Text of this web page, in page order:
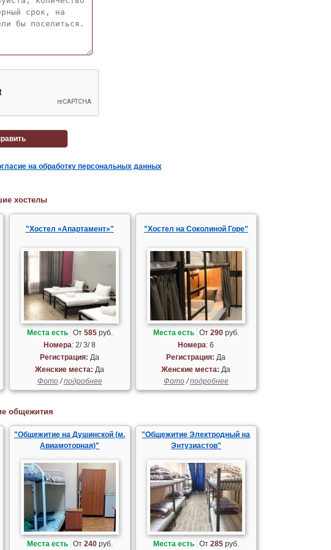
на обработку персональных данных
хостелы
"Хостел «Апартамент»"
Места есть От 585руб.
Номера: 2/ 3/ 8
Регистрация: Да
Женские места: Да
Фото/подробнее
"Хостел на Соколиной Горе"
Места есть От 290руб.
Номера: 6
Регистрация: Да
Женские места: Да
Фото/подробнее
общежития
"Общежитие на Душинской (м.
Авиамоторная)"
Места есть От 240руб.
"Общежитие Электродный на
Энтузиастов"
Места есть От 285руб.